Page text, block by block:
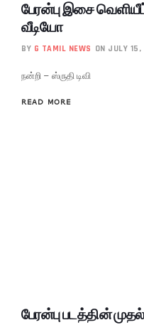
பேரன்பு இசை
வீடியோ
BY G TAMIL NEWS ON JULY 15,
நன்றி – ஸ்ருதி டிவி
READ MORE
பேரன்பு படத்தின்